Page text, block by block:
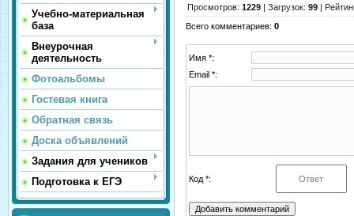
Учебно-материальная
база
Внеурочная
деятельность
Фотоальбомы
Гостевая книга
Обратная связь
Доска объявлений
Задания для учеников
Подготовка к ЕГЭ
Просмотров: 1229 | Загрузок: 99 |
Всего комментариев: 0
Имя *:
Email *:
Код *: